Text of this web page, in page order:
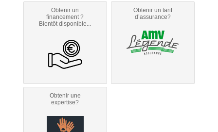
Obtenir un
financement ?
Bientôt disponible...
Obtenir un tarif
d’assurance?
Obtenir une
expertise?